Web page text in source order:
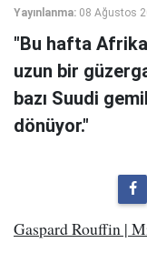
Yayınlanma: 08 Ağustos
"Bu hafta
uzun bir
bazı Suudi
dönüyor."
Gaspard Rouffin |